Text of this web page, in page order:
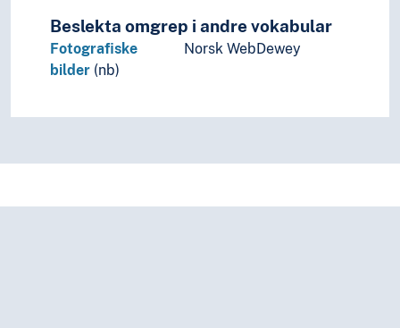
Beslekta omgrep i andre vokabular
Fotografiske
bilder (nb)
Norsk WebDewey